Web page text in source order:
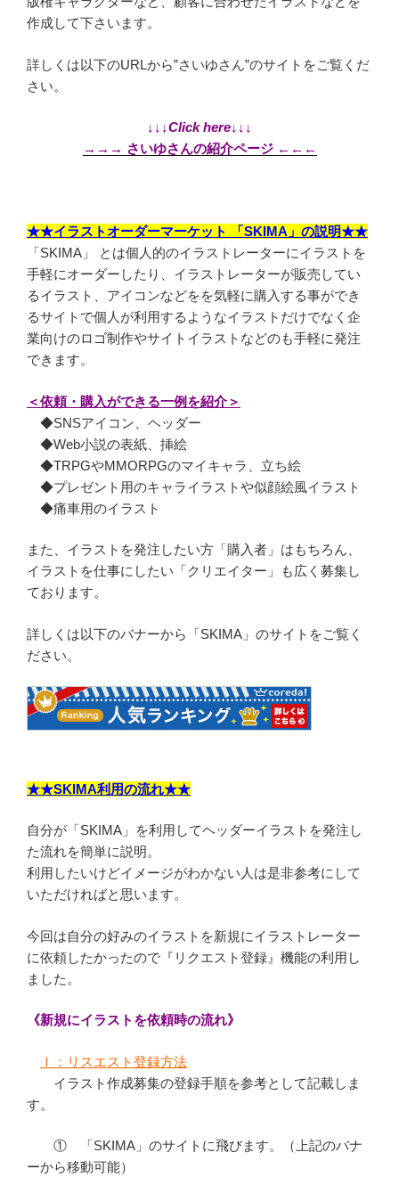
作成して下さいます。
詳しくは以下のURLから”さいゆさん”のサイトをご覧くだ
さい。
↓↓↓Click here↓↓↓
→→→ さいゆさんの紹介ページ ←←←
★★イラストオーダーマーケット 「SKIMA」の説明★★
「SKIMA」 とは個人的のイラストレーターにイラストを
手軽にオーダーしたり、イラストレーターが販売してい
るイラスト、アイコンなどをを気軽に購入する事ができ
るサイトで個人が利用するようなイラストだけでなく企
業向けのロゴ制作やサイトイラストなどのも手軽に発注
できます。
＜依頼・購入ができる一例を紹介＞
◆SNSアイコン、ヘッダー
◆Web小説の表紙、挿絵
◆TRPGやMMORPGのマイキャラ、立ち絵
◆プレゼント用のキャライラストや似顔絵風イラスト
◆痛車用のイラスト
また、イラストを発注したい方「購入者」はもちろん、
イラストを仕事にしたい「クリエイター」も広く募集し
ております。
詳しくは以下のバナーから「SKIMA」のサイトをご覧く
ださい。
★★SKIMA利用の流れ★★
自分が「SKIMA」を利用してヘッダーイラストを発注し
た流れを簡単に説明。
利用したいけどイメージがわかない人は是非参考にして
いただければと思います。
今回は自分の好みのイラストを新規にイラストレーター
に依頼したかったので『リクエスト登録』機能の利用し
ました。
《新規にイラストを依頼時の流れ》
Ⅰ：リスエスト登録方法
イラスト作成募集の登録手順を参考として記載しま
す。
① 「SKIMA」のサイトに飛びます。（上記のバナ
ーから移動可能）